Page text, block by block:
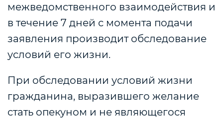
межведомственного взаимодействия и
в течение 7 дней с момента подачи
заявления производит обследование
условий его жизни.
При обследовании условий жизни
гражданина, выразившего желание
стать опекуном и не являющегося